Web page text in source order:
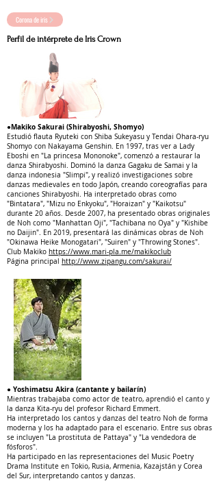
Corona de iris
Perfil de intérprete de Iris Crown
●Makiko Sakurai (Shirabyoshi, Shomyo)
Estudió flauta Ryuteki con Shiba Sukeyasu y Tendai Ohara-ryu
Shomyo con Nakayama Genshin. En 1997, tras ver a Lady
Eboshi en "La princesa Mononoke", comenzó a restaurar la
danza Shirabyoshi. Dominó la danza Gagaku de Samai y la
danza indonesia "Slimpi", y realizó investigaciones sobre
danzas medievales en todo Japón, creando coreografías para
canciones Shirabyoshi. Ha interpretado obras como
"Bintatara", "Mizu no Enkyoku", "Horaizan" y "Kaikotsu"
durante 20 años. Desde 2007, ha presentado obras originales
de Noh como "Manhattan Oji", "Tachibana no Oya" y "Kishibe
no Daijin". En 2019, presentará las dinámicas obras de Noh
"Okinawa Heike Monogatari", "Suiren" y "Throwing Stones".
Club Makiko https://www.mari-pla.me/makikoclub
Página principal http://www.zipangu.com/sakurai/
● Yoshimatsu Akira (cantante y bailarín)
Mientras trabajaba como actor de teatro, aprendió el canto y
la danza Kita-ryu del profesor Richard Emmert.
Ha interpretado los cantos y danzas del teatro Noh de forma
moderna y los ha adaptado para el escenario. Entre sus obras
se incluyen "La prostituta de Pattaya" y "La vendedora de
fósforos".
Ha participado en las representaciones del Music Poetry
Drama Institute en Tokio, Rusia, Armenia, Kazajstán y Corea
del Sur, interpretando cantos y danzas.